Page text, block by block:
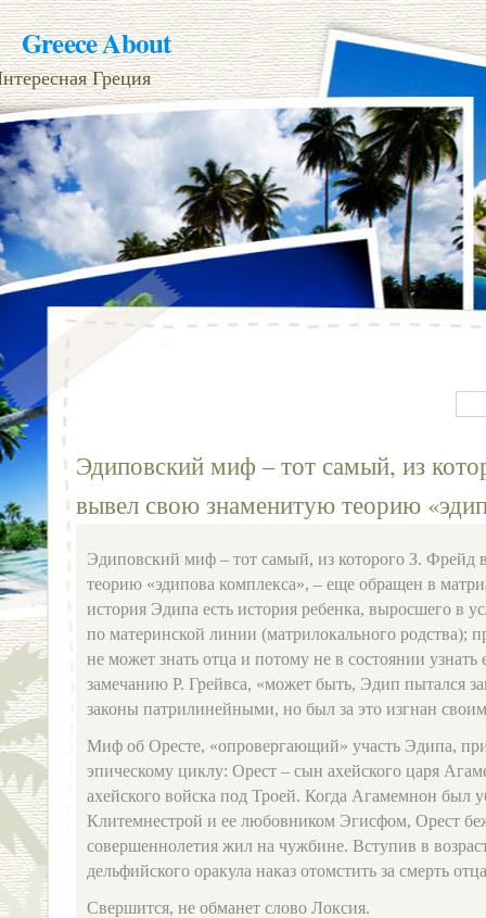
Greece About
Греция
Эдиповский миф – тот самый, из
вывел свою знаменитую теорию
Эдиповский миф – тот самый, из которого З. Фрейд
теорию «эдипова комплекса», – еще обращен в
история Эдипа есть история ребенка, выросшего в
по материнской линии (матрилокального родства);
не может знать отца и потому не в состоянии узнать
замечанию Р. Грейвса, «может быть, Эдип пытался
законы патрилинейными, но был за это изгнан
Миф об Оресте, «опровергающий» участь Эдипа,
эпическому циклу: Орест – сын ахейского царя
ахейского войска под Троей. Когда Агамемнон был
Клитемнестрой и ее любовником Эгисфом, Орест
совершеннолетия жил на чужбине. Вступив в
дельфийского оракула наказ отомстить за смерть
Свершится, не обманет слово Локсия.